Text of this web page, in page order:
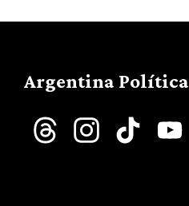
Argentina Política
Threads InstagramTikTok